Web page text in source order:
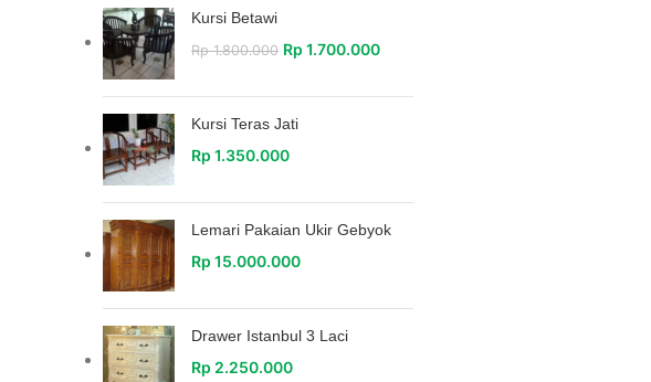
Kursi Betawi
Rp1.800.000 Rp 1.700.000
Kursi Teras Jati
Rp 1.350.000
Lemari Pakaian Ukir Gebyok
Rp 15.000.000
Drawer Istanbul 3 Laci
Rp 2.250.000